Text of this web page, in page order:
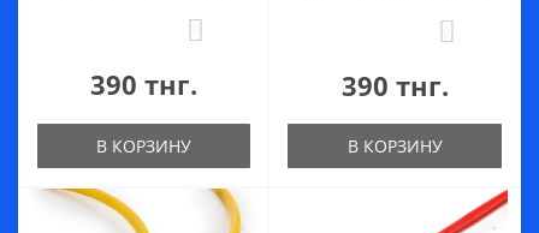
390 тнг.
В КОРЗИНУ
390 тнг.
В КОРЗИНУ